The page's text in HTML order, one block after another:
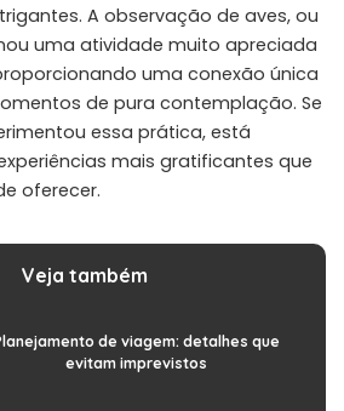
A observação de aves, ou
uma atividade muito apreciada
uma conexão única
de pura contemplação. Se
essa prática, está
mais gratificantes que
oferecer.
Veja também
de viagem: detalhes que
evitam imprevistos